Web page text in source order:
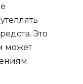
Это
может